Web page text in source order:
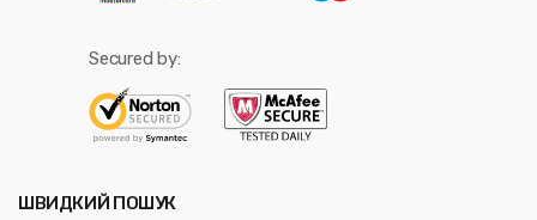
Secured by:
ШВИДКИЙ ПОШУК